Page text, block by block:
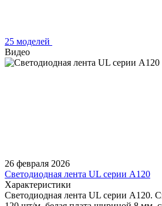
25 моделей
Видео
26 февраля 2026
Светодиодная лента UL серии A120
Характеристики
Светодиодная лента UL серии A120.